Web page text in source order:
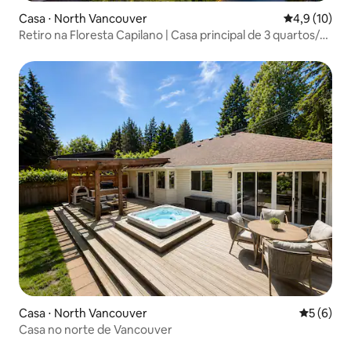
Casa ⋅ North Vancouver 4,9 de uma
4,9 (10)
Retiro na Floresta Capilano | Casa principal de 3 quartos/2
Casa ⋅ North Vancouver 5 de
5 (6)
Casa no norte de Vancouver